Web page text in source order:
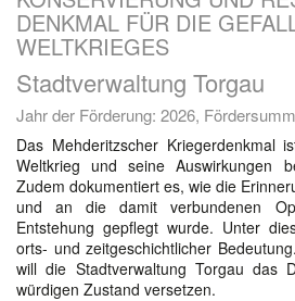
DENKMAL FÜR DIE
WELTKRIEGES
Stadtverwaltung Torgau
Jahr der Förderung: 2026,
Das Mehderitzscher Kriegerdenkmal
Weltkrieg und seine Auswirkungen
Zudem dokumentiert es, wie die
und an die damit verbundenen
Entstehung gepflegt wurde. Unter
orts- und zeitgeschichtlicher
will die Stadtverwaltung Torgau das
würdigen Zustand versetzen.